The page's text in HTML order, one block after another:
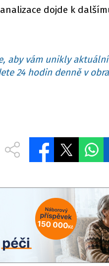
dojde k
aby vám unikly
24 hodin denně v